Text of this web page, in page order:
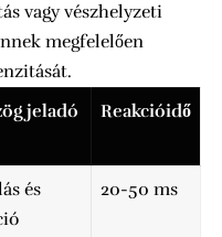
vagy vészhelyzeti
megfelelően
jeladó
Reakcióidő
és
20-50 ms